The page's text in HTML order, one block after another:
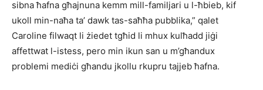
sibna ħafna għajnuna kemm mill-familjari u l-ħbieb, kif
ukoll min-naħa ta’ dawk tas-saħħa pubblika,” qalet
Caroline filwaqt li żiedet tgħid li mhux kulħadd jiġi
affettwat l-istess, pero min ikun san u m’għandux
problemi mediċi għandu jkollu rkupru tajjeb ħafna.